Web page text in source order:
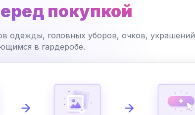
покупкой
одежды, головных уборов, очков,
в гардеробе.